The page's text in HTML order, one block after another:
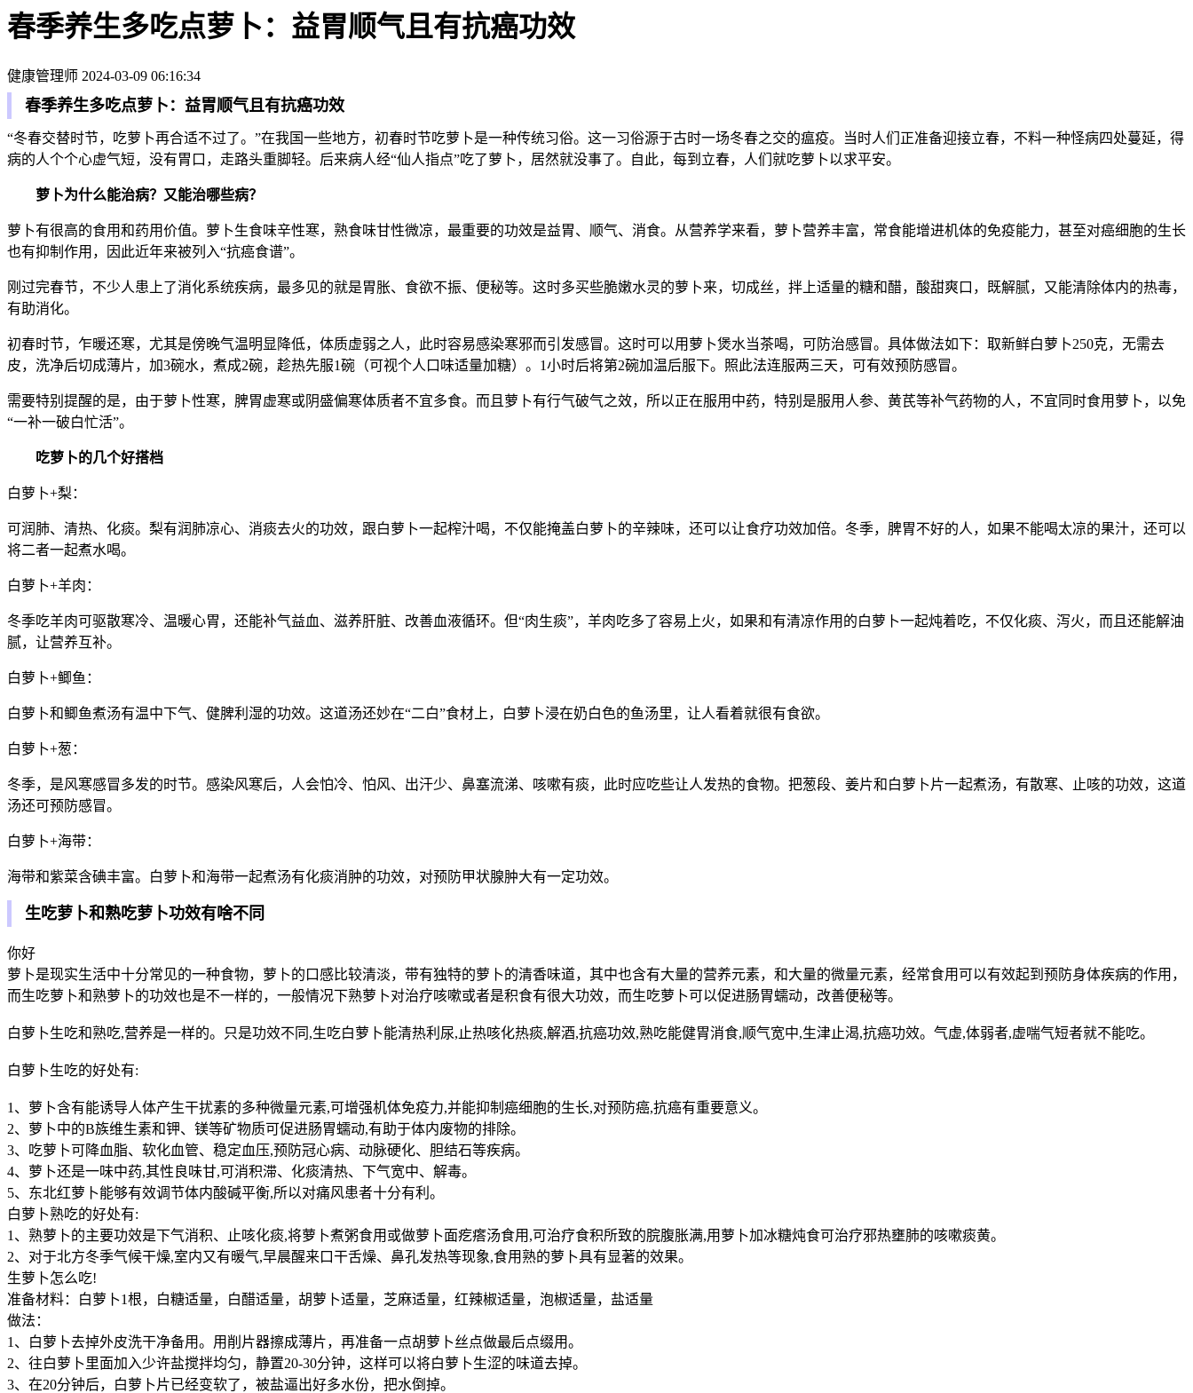
春季养生多吃点萝卜：益胃顺气且有抗癌功效
健康管理师 2024-03-09 06:16:34
春季养生多吃点萝卜：益胃顺气且有抗癌功效
“冬春交替时节，吃萝卜再合适不过了。”在我国一些地方，初春时节吃萝卜是一种传统习俗。这一习俗源于古时一场冬春之交的瘟疫。当时人们正准备迎接立春，不料一种怪病四处蔓延，得
病的人个个心虚气短，没有胃口，走路头重脚轻。后来病人经“仙人指点”吃了萝卜，居然就没事了。自此，每到立春，人们就吃萝卜以求平安。
萝卜为什么能治病？又能治哪些病？
萝卜有很高的食用和药用价值。萝卜生食味辛性寒，熟食味甘性微凉，最重要的功效是益胃、顺气、消食。从营养学来看，萝卜营养丰富，常食能增进机体的免疫能力，甚至对癌细胞的生长
也有抑制作用，因此近年来被列入“抗癌食谱”。
刚过完春节，不少人患上了消化系统疾病，最多见的就是胃胀、食欲不振、便秘等。这时多买些脆嫩水灵的萝卜来，切成丝，拌上适量的糖和醋，酸甜爽口，既解腻，又能清除体内的热毒，
有助消化。
初春时节，乍暖还寒，尤其是傍晚气温明显降低，体质虚弱之人，此时容易感染寒邪而引发感冒。这时可以用萝卜煲水当茶喝，可防治感冒。具体做法如下：取新鲜白萝卜250克，无需去
皮，洗净后切成薄片，加3碗水，煮成2碗，趁热先服1碗（可视个人口味适量加糖）。1小时后将第2碗加温后服下。照此法连服两三天，可有效预防感冒。
需要特别提醒的是，由于萝卜性寒，脾胃虚寒或阴盛偏寒体质者不宜多食。而且萝卜有行气破气之效，所以正在服用中药，特别是服用人参、黄芪等补气药物的人，不宜同时食用萝卜，以免
“一补一破白忙活”。
吃萝卜的几个好搭档
白萝卜+梨：
可润肺、清热、化痰。梨有润肺凉心、消痰去火的功效，跟白萝卜一起榨汁喝，不仅能掩盖白萝卜的辛辣味，还可以让食疗功效加倍。冬季，脾胃不好的人，如果不能喝太凉的果汁，还可以
将二者一起煮水喝。
白萝卜+羊肉：
冬季吃羊肉可驱散寒冷、温暖心胃，还能补气益血、滋养肝脏、改善血液循环。但“肉生痰”，羊肉吃多了容易上火，如果和有清凉作用的白萝卜一起炖着吃，不仅化痰、泻火，而且还能解油
腻，让营养互补。
白萝卜+鲫鱼：
白萝卜和鲫鱼煮汤有温中下气、健脾利湿的功效。这道汤还妙在“二白”食材上，白萝卜浸在奶白色的鱼汤里，让人看着就很有食欲。
白萝卜+葱：
冬季，是风寒感冒多发的时节。感染风寒后，人会怕冷、怕风、出汗少、鼻塞流涕、咳嗽有痰，此时应吃些让人发热的食物。把葱段、姜片和白萝卜片一起煮汤，有散寒、止咳的功效，这道
汤还可预防感冒。
白萝卜+海带：
海带和紫菜含碘丰富。白萝卜和海带一起煮汤有化痰消肿的功效，对预防甲状腺肿大有一定功效。
生吃萝卜和熟吃萝卜功效有啥不同
你好
萝卜是现实生活中十分常见的一种食物，萝卜的口感比较清淡，带有独特的萝卜的清香味道，其中也含有大量的营养元素，和大量的微量元素，经常食用可以有效起到预防身体疾病的作用，
而生吃萝卜和熟萝卜的功效也是不一样的，一般情况下熟萝卜对治疗咳嗽或者是积食有很大功效，而生吃萝卜可以促进肠胃蠕动，改善便秘等。
白萝卜生吃和熟吃,营养是一样的。只是功效不同,生吃白萝卜能清热利尿,止热咳化热痰,解酒,抗癌功效,熟吃能健胃消食,顺气宽中,生津止渴,抗癌功效。气虚,体弱者,虚喘气短者就不能吃。
白萝卜生吃的好处有:
1、萝卜含有能诱导人体产生干扰素的多种微量元素,可增强机体免疫力,并能抑制癌细胞的生长,对预防癌,抗癌有重要意义。
2、萝卜中的B族维生素和钾、镁等矿物质可促进肠胃蠕动,有助于体内废物的排除。
3、吃萝卜可降血脂、软化血管、稳定血压,预防冠心病、动脉硬化、胆结石等疾病。
4、萝卜还是一味中药,其性良味甘,可消积滞、化痰清热、下气宽中、解毒。
5、东北红萝卜能够有效调节体内酸碱平衡,所以对痛风患者十分有利。
白萝卜熟吃的好处有:
1、熟萝卜的主要功效是下气消积、止咳化痰,将萝卜煮粥食用或做萝卜面疙瘩汤食用,可治疗食积所致的脘腹胀满,用萝卜加冰糖炖食可治疗邪热壅肺的咳嗽痰黄。
2、对于北方冬季气候干燥,室内又有暖气,早晨醒来口干舌燥、鼻孔发热等现象,食用熟的萝卜具有显著的效果。
生萝卜怎么吃!
准备材料：白萝卜1根，白糖适量，白醋适量，胡萝卜适量，芝麻适量，红辣椒适量，泡椒适量，盐适量
做法：
1、白萝卜去掉外皮洗干净备用。用削片器擦成薄片，再准备一点胡萝卜丝点做最后点缀用。
2、往白萝卜里面加入少许盐搅拌均匀，静置20-30分钟，这样可以将白萝卜生涩的味道去掉。
3、在20分钟后，白萝卜片已经变软了，被盐逼出好多水份，把水倒掉。